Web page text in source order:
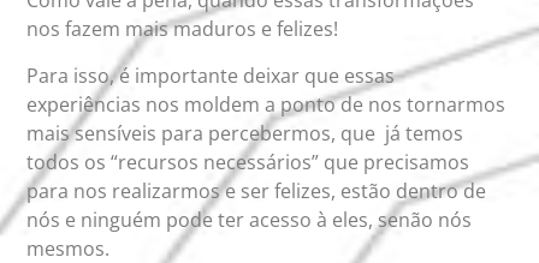
nos fazem mais maduros e felizes!
Para isso, é importante deixar que essas
experiências nos moldem a ponto de nos tornarmos
mais sensíveis para percebermos, que já temos
todos os “recursos necessários” que precisamos
para nos realizarmos e ser felizes, estão dentro de
nós e ninguém pode ter acesso à eles, senão nós
mesmos.